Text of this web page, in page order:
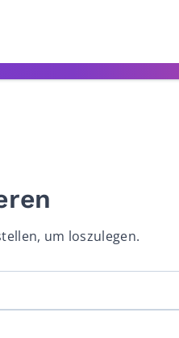
um loszulegen.